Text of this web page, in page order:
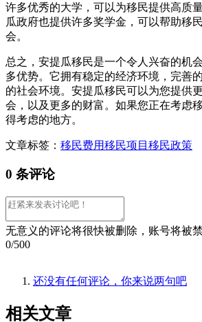
许多优秀的大学，可以为移民提供高质
瓜政府也提供许多奖学金，可以帮助移
会。
总之，安提瓜移民是一个令人兴奋的机
多优势。它拥有稳定的经济环境，完善
的社会环境。安提瓜移民可以为您提供
会，以及更多的财富。如果您正在考虑
得考虑的地方。
文章标签： 移民费用移民项目 移民政策
0 条评论
无意义的评论将很快被删除，账号将被禁
0/500
还没有任何评论，你来说两句吧
相关文章